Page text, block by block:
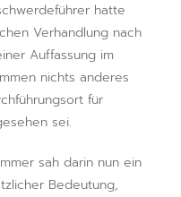
hatte
Verhandlung nach
Auffassung im
nichts anderes
für
sei.
sah darin nun ein
Bedeutung,